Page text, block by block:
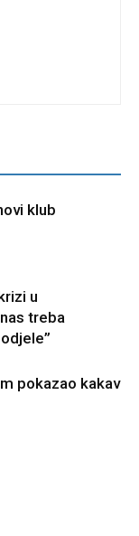
klub
u
treba
pokazao kakav